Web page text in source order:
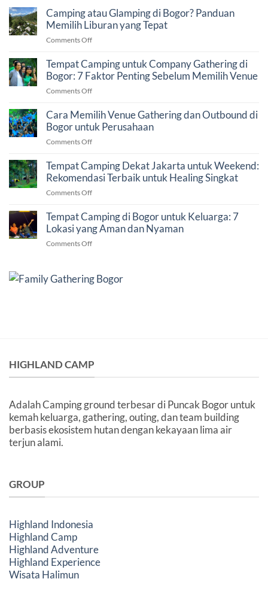
Camping atau Glamping di Bogor? Panduan
Memilih Liburan yang Tepat
Comments Offon
atau
Glamping
di
Bogor?
Memilih
Liburan
Tempat Camping untuk Company Gathering di
Bogor: 7 Faktor Penting Sebelum Memilih Venue
Comments Offon
Camping
untuk
Company
Gathering
Bogor:
7
Memilih
Venue
Cara Memilih Venue Gathering dan Outbound di
Bogor untuk Perusahaan
Comments Offon
Memilih
Venue
Gathering
dan
di
Bogor
Tempat Camping Dekat Jakarta untuk Weekend:
Rekomendasi Terbaik untuk Healing Singkat
Comments Offon
Camping
Dekat
Jakarta
untuk
Terbaik
Tempat Camping di Bogor untuk Keluarga: 7
Lokasi yang Aman dan Nyaman
Comments Offon
di
Bogor
dan
HIGHLAND CAMP
Adalah Camping ground terbesar di Puncak Bogor untuk
kemah keluarga, gathering, outing, dan team building
berbasis ekosistem hutan dengan kekayaan lima air
terjun alami.
GROUP
Highland Indonesia
Highland Camp
Highland Adventure
Highland Experience
Wisata Halimun